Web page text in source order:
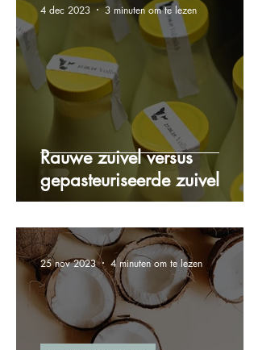
Rauwe zuivel versus
gepasteuriseerde zuivel
4 dec 2023 3 minuten om te lezen
25 nov 2023 4 minuten om te lezen